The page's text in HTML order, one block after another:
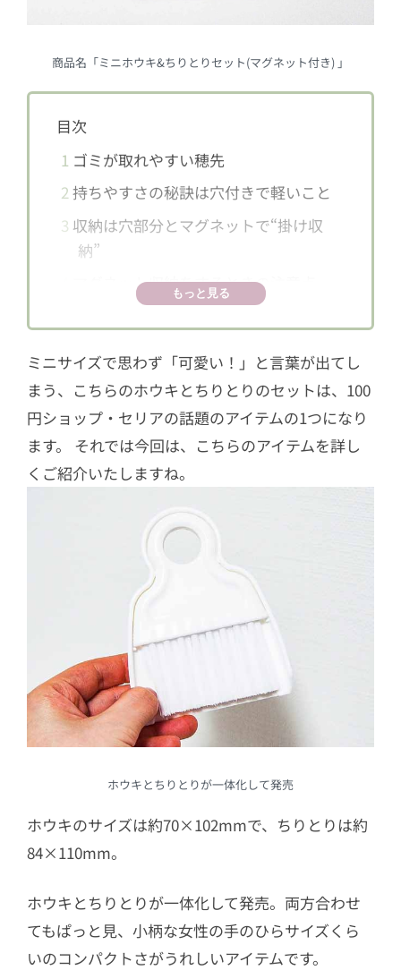
商品名「ミニホウキ&ちりとりセット(マグネット付き) 」
目次
1 ゴミが取れやすい穂先
2持ちやすさの秘訣は穴付きで軽いこと
3 収納は穴部分とマグネットで“掛け収
納”
マグネット収納をするときの注意点
き！
もっと見る
ミニサイズで思わず「可愛い！」と言葉が出てし
まう、こちらのホウキとちりとりのセットは、100
円ショップ・セリアの話題のアイテムの1つになり
ます。 それでは今回は、こちらのアイテムを詳し
くご紹介いたしますね。
ホウキとちりとりが一体化して発売
ホウキのサイズは約70×102mmで、ちりとりは約
84×110mm。
ホウキとちりとりが一体化して発売。両方合わせ
てもぱっと見、小柄な女性の手のひらサイズくら
いのコンパクトさがうれしいアイテムです。